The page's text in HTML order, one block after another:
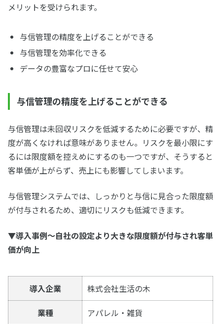
メリットを受けられます。
与信管理の精度を上げることができる
与信管理を効率化できる
データの豊富なプロに任せて安心
与信管理の精度を上げることができる
与信管理は未回収リスクを低減するために必要ですが、精
度が高くなければ意味がありません。リスクを最小限にす
るには限度額を控えめにするのも一つですが、そうすると
客単価が上がらず、売上にも影響してしまいます。
与信管理システムでは、しっかりと与信に見合った限度額
が付与されるため、適切にリスクも低減できます。
▼導入事例～自社の設定より大きな限度額が付与され客単
価が向上
導入企業 株式会社生活の木
業種 アパレル・雑貨